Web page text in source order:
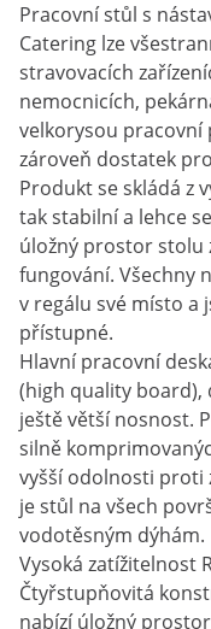
Pracovní stůl s
Catering lze
stravovacích
nemocnicích,
velkorysou
zároveň dostatek
Produkt se skládá z
tak stabilní a lehce
úložný prostor stolu
fungování. Všechny
v regálu své místo a
přístupné.
Hlavní pracovní
(high quality board),
ještě větší nosnost.
silně
vyšší odolnosti proti
je stůl na všech
vodotěsným dýhám.
Vysoká zatížitelnost
Čtyřstupňovitá
nabízí úložný